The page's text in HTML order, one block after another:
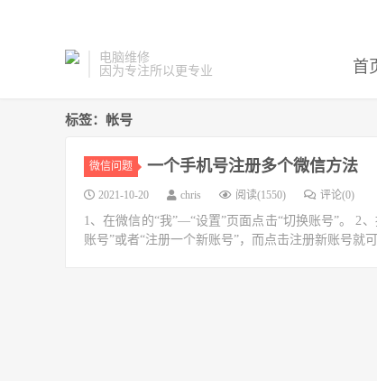
电脑维修
因为专注所以更专业
首
标签：帐号
微信问题 一个手机号注册多个微信方法
2021-10-20 chris 阅读(1550) 评论(0)
1、在微信的“我”—“设置”页面点击“切换账号”。 2
账号”或者“注册一个新账号”，而点击注册新账号就